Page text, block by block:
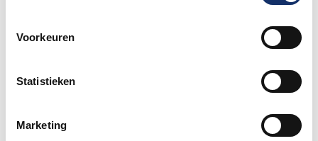
Voorkeuren
Statistieken
Marketing